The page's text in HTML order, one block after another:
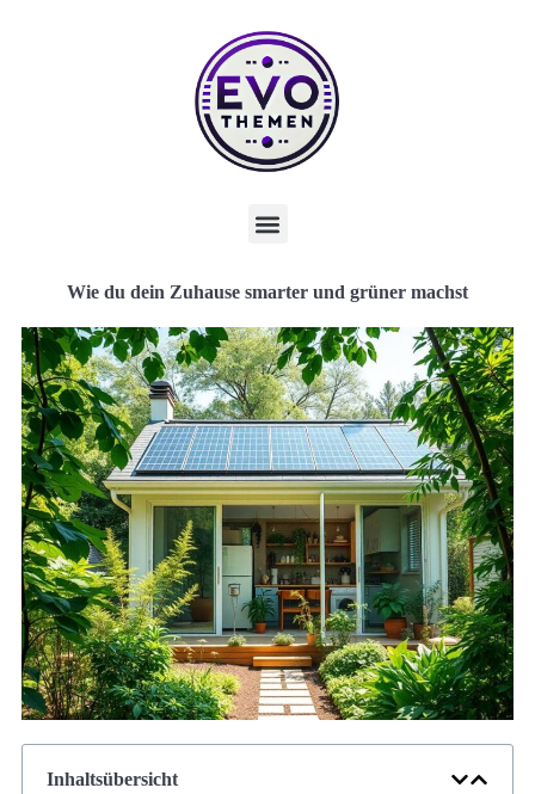
Wie du dein Zuhause smarter und grüner machst
Inhaltsübersicht